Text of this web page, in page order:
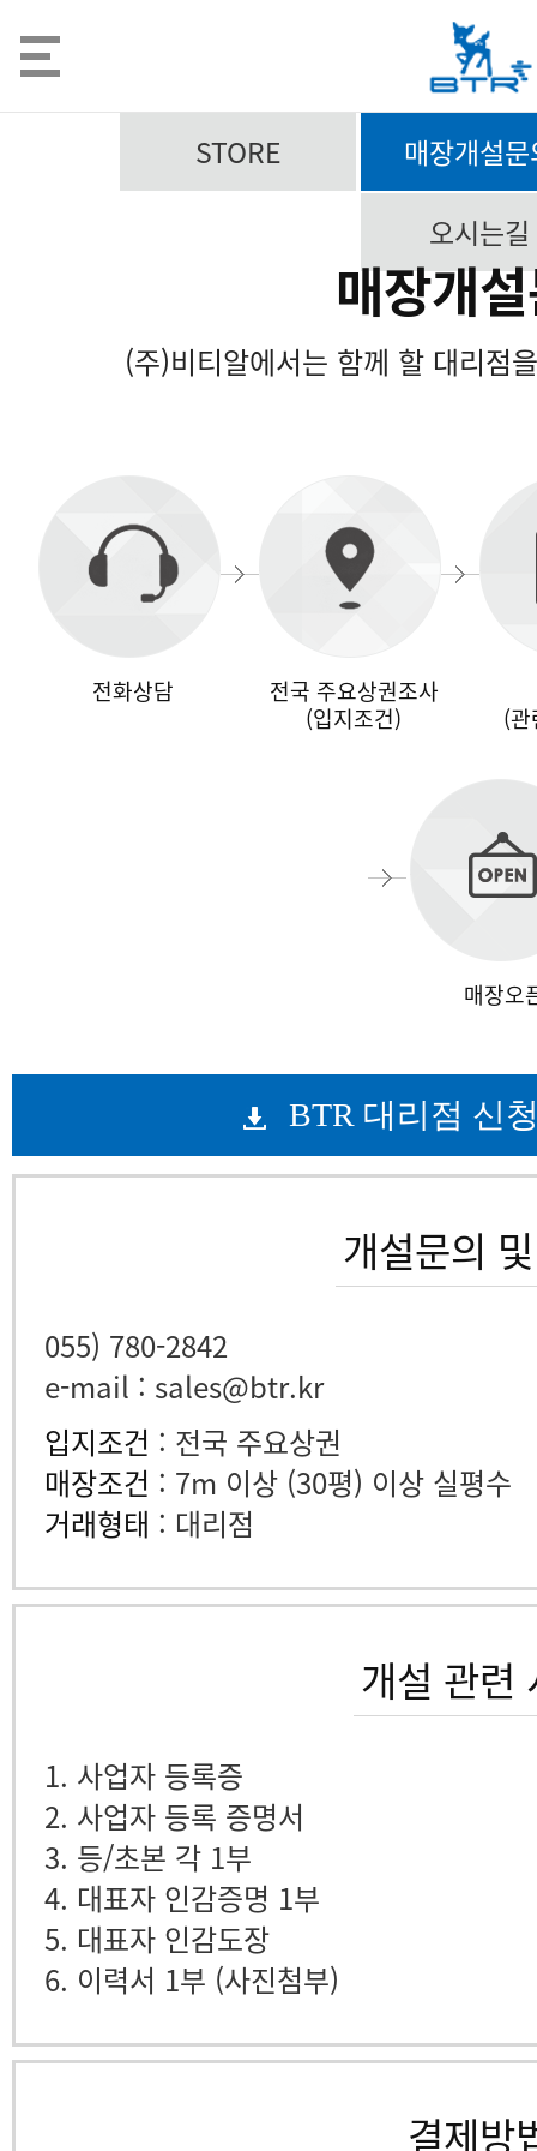
STORE
매장개설
오시는길
매장개
(주)비티알에서는 함께 할 대리점
전화상담
전국 주요상권조사
(입지조건)
(
매장오
BTR 대리점 신
개설문의
055) 780-2842
e-mail : sales@btr.kr
입지조건 : 전국 주요상권
매장조건 : 7m 이상 (30평) 이상 실평수
거래형태 : 대리점
개설 관련
1. 사업자 등록증
2. 사업자 등록 증명서
3. 등/초본 각 1부
4. 대표자 인감증명 1부
5. 대표자 인감도장
6. 이력서 1부 (사진첨부)
결제방